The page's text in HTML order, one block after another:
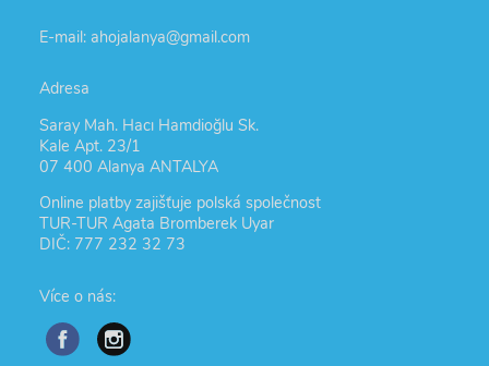
E-mail: ahojalanya@gmail.com
Adresa
Saray Mah. Hacı Hamdioğlu Sk.
Kale Apt. 23/1
07 400 Alanya ANTALYA
Online platby zajišťuje polská společnost
TUR-TUR Agata Bromberek Uyar
DIČ: 777 232 32 73
Více o nás: